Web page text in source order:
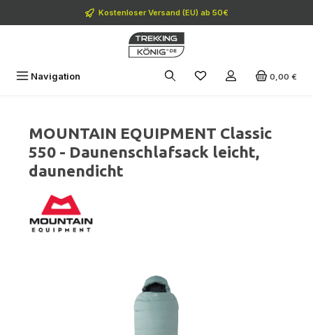
Zum Hauptinhalt springenKostenloser Versand (EU) ab 50€
Navigation 0,00 €
MOUNTAIN EQUIPMENT Classic
550 - Daunenschlafsack leicht,
daunendicht